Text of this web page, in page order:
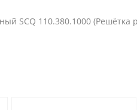
SCQ 110.380.1000